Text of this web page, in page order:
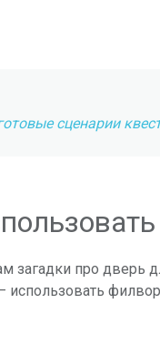
сценарии
загадки про дверь
использовать